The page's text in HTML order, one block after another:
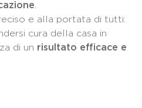
e alla portata di tutti:
cura della casa in
di un risultato efficace e